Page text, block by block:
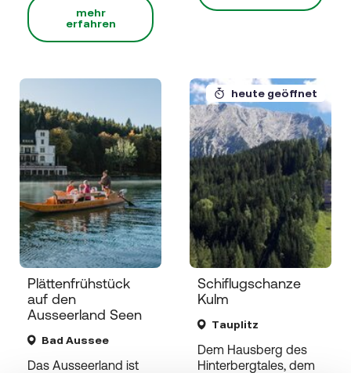
mehr
erfahren
Plättenfrühstück
auf den
Ausseerland Seen
Bad Aussee
Das Ausseerland ist
heute geöffnet
Schiflugschanze
Kulm
Tauplitz
Dem Hausberg des
Hinterbergtales, dem